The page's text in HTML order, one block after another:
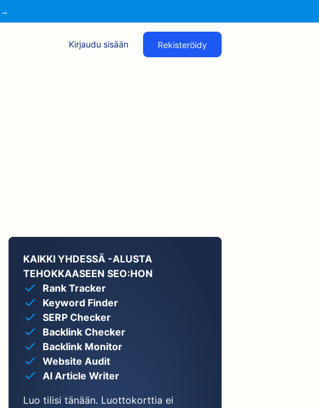
→
Kirjaudu sisään Rekisteröidy
KAIKKI YHDESSÄ -ALUSTA
TEHOKKAASEEN SEO:HON
Rank Tracker
Keyword Finder
SERP Checker
Backlink Checker
Backlink Monitor
Website Audit
AI Article Writer
Luo tilisi tänään. Luottokorttia ei